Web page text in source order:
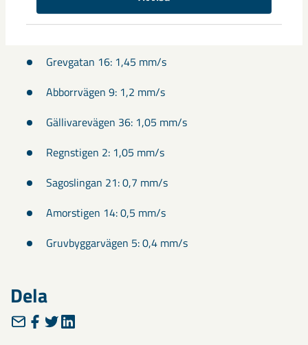
Grevgatan 16: 1,45 mm/s
Abborrvägen 9: 1,2 mm/s
Gällivarevägen 36: 1,05 mm/s
Regnstigen 2: 1,05 mm/s
Sagoslingan 21: 0,7 mm/s
Amorstigen 14: 0,5 mm/s
Gruvbyggarvägen 5: 0,4 mm/s
Dela